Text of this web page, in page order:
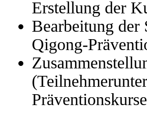
Erstellung der
Bearbeitung der
Qigong-
Präventionskurse